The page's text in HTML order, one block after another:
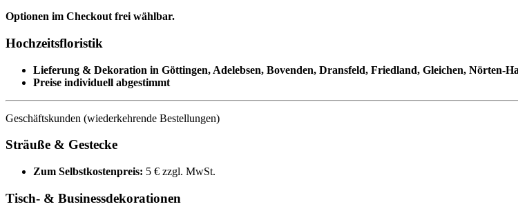
Optionen im Checkout frei wählbar.
Hochzeitsfloristik
Lieferung & Dekoration in Göttingen, Adelebsen, Bovenden, Dransfeld, Friedland, Gleichen, Nörten-
Preise individuell abgestimmt
Geschäftskunden (wiederkehrende Bestellungen)
Sträuße & Gestecke
Zum Selbstkostenpreis: 5 € zzgl. MwSt.
Tisch- & Businessdekorationen